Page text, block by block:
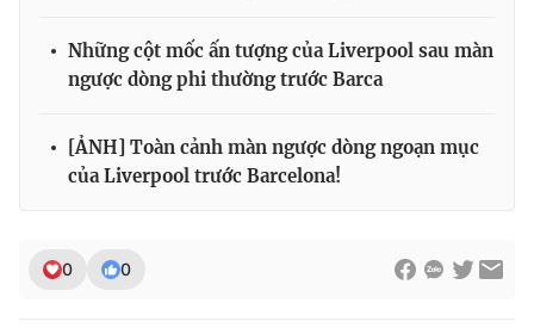
VTV Sức khoẻ Bất động sản
VTV4 Vươn mình bằng AI
VTV9
Những cột mốc ấn tượng của Liverpool sau màn
ngược dòng phi thường trước Barca
[ẢNH] Toàn cảnh màn ngược dòng ngoạn mục
của Liverpool trước Barcelona!
0 0